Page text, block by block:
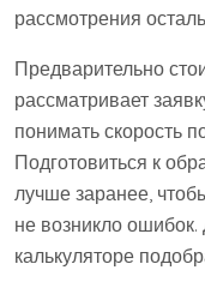
рассмотрения
Предварительно
рассматривает
понимать скорость
Подготовиться к
лучше заранее,
не возникло
калькуляторе